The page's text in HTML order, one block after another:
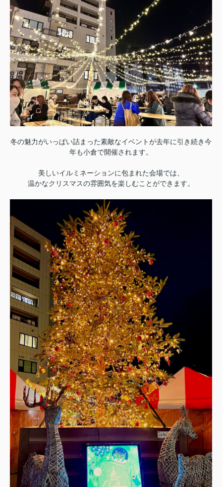
冬の魅力がいっぱい詰まった素敵なイベントが去年に引き続き今
年も小倉で開催されます。
美しいイルミネーションに包まれた会場では、
温かなクリスマスの雰囲気を楽しむことができます。